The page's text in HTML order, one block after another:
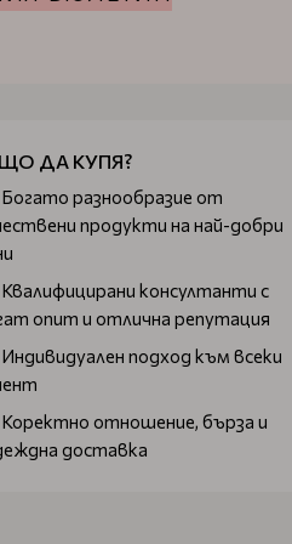
ДА КУПЯ?
Богатo разнообразие от
продукти на най-добри
Квалифицирани консултанти с
опит и отлична репутация
Индивидуален подход към всеки
Коректно отношение, бърза и
доставка